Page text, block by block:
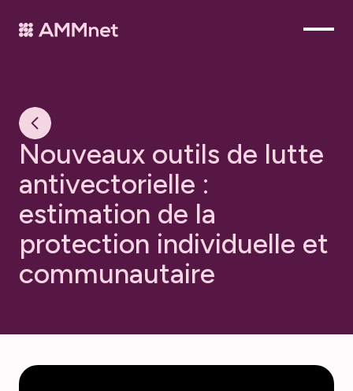
Nouveaux outils de lutte
antivectorielle :
estimation de la
protection individuelle et
communautaire